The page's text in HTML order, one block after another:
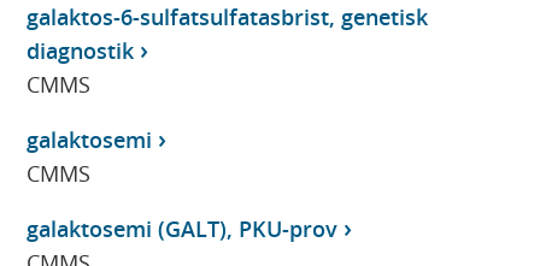
galaktos-6-sulfatsulfatasbrist, genetisk
diagnostik
CMMS
galaktosemi
CMMS
galaktosemi (GALT), PKU-prov